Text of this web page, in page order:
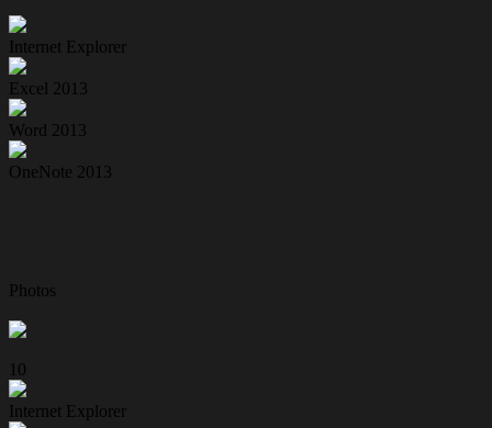
Internet Explorer
Excel 2013
Word 2013
OneNote 2013
Photos
10
Internet Explorer